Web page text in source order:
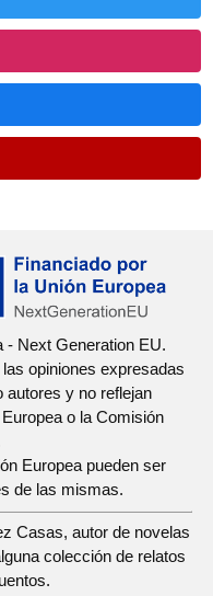
- Next Generation EU.
opiniones expresadas
autores y no reflejan
o la Comisión
Europea pueden ser
de las mismas.
Casas, autor de novelas
colección de relatos